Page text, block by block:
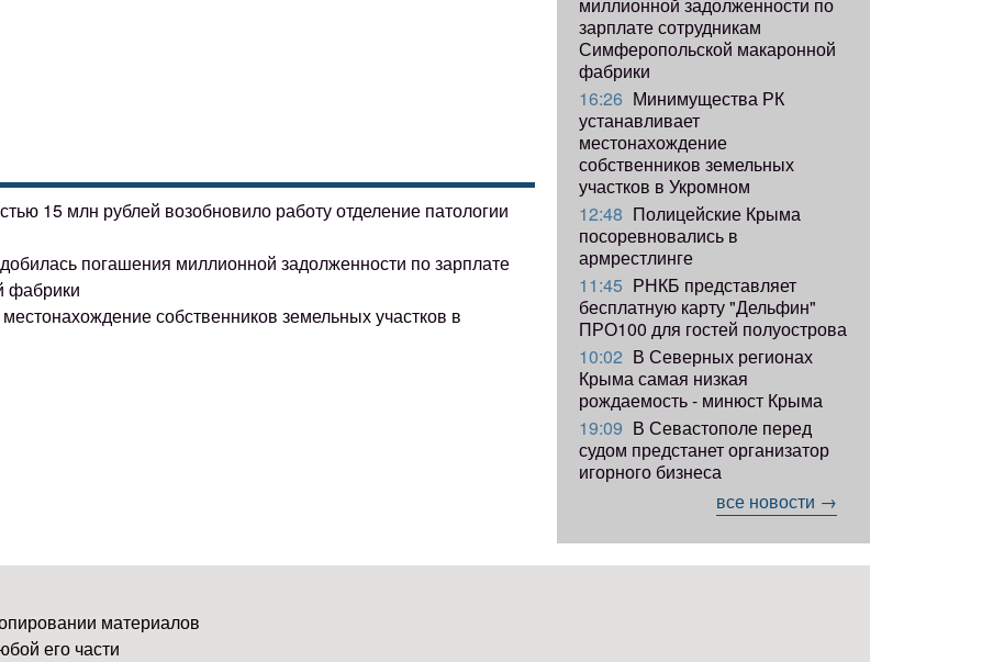
15 млн рублей возобновило работу отделение патологии
погашения миллионной задолженности по зарплате
фабрики
собственников земельных участков в
зарплате сотрудникам
Симферопольской макаронной
фабрики
16:26 Минимущества РК
устанавливает
местонахождение
собственников земельных
участков в Укромном
12:48 Полицейские Крыма
посоревновались в
армрестлинге
11:45 РНКБ представляет
бесплатную карту "Дельфин"
ПРО100 для гостей полуострова
10:02 В Северных регионах
Крыма самая низкая
рождаемость - минюст Крыма
19:09 В Севастополе перед
судом предстанет организатор
игорного бизнеса
все новости →
материалов
его части